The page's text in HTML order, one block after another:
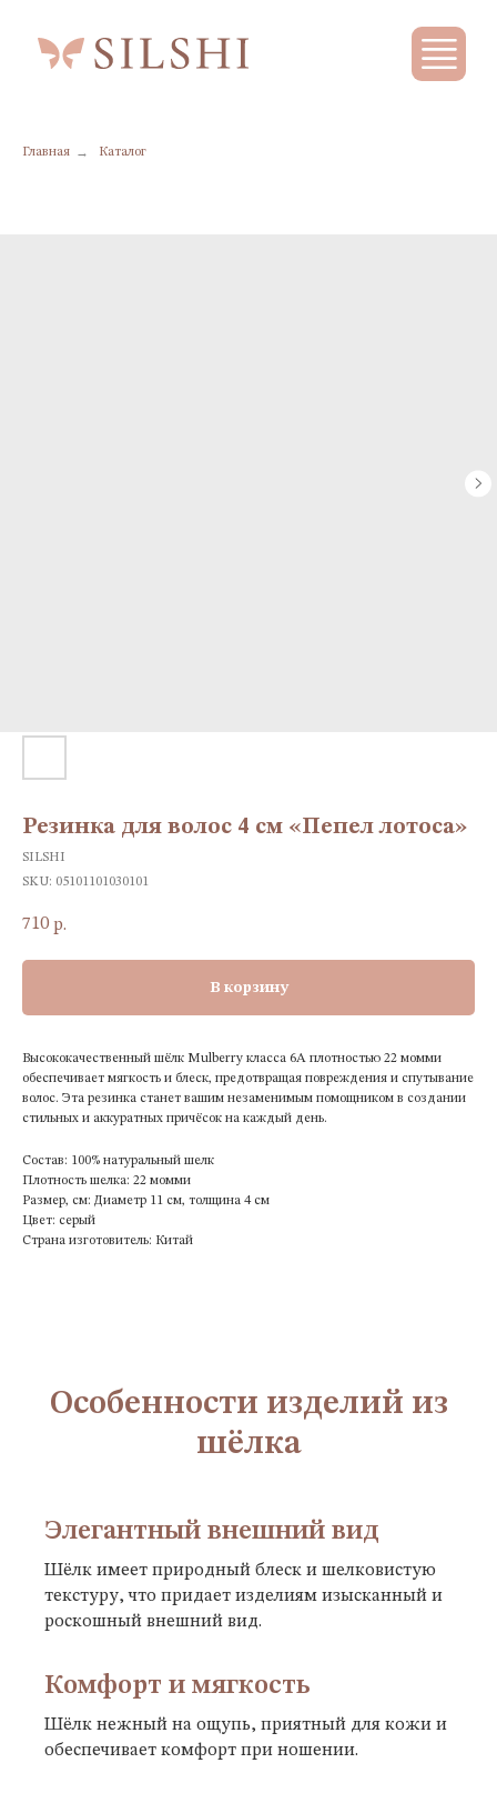
Главная → Каталог
Резинка для волос 4 см «Пепел лотоса»
SILSHI
SKU: 05101101030101
710 р.
В корзину
Высококачественный шёлк Mulberry класса 6A плотностью 22 момми
обеспечивает мягкость и блеск, предотвращая повреждения и спутывание
волос. Эта резинка станет вашим незаменимым помощником в создании
стильных и аккуратных причёсок на каждый день.
Состав: 100% натуральный шелк
Плотность шелка: 22 момми
Размер, см: Диаметр 11 см, толщина 4 см
Цвет: серый
Страна изготовитель: Китай
Особенности изделий из
шёлка
Элегантный внешний вид
Шёлк имеет природный блеск и шелковистую
текстуру, что придает изделиям изысканный и
роскошный внешний вид.
Комфорт и мягкость
Шёлк нежный на ощупь, приятный для кожи и
обеспечивает комфорт при ношении.